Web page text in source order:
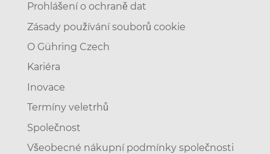
Prohlášení o ochraně dat
Zásady používání souborů cookie
O Gühring Czech
Kariéra
Inovace
Termíny veletrhů
Společnost
Všeobecné nákupní podmínky společnosti